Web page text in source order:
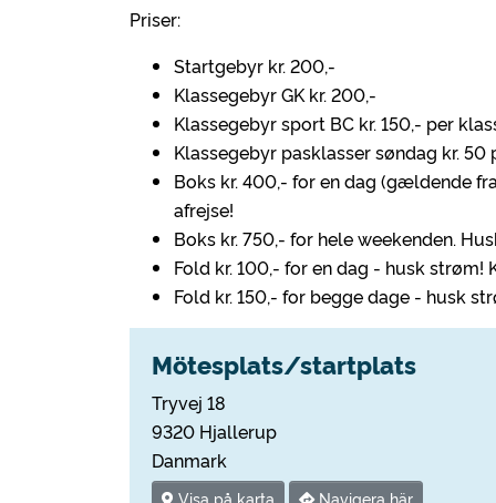
Priser:
Startgebyr kr. 200,-
Klassegebyr GK kr. 200,-
Klassegebyr sport BC kr. 150,- per
Klassegebyr pasklasser søndag kr. 50
Boks kr. 400,- for en dag (gældende
afrejse!
Boks kr. 750,- for hele weekenden.
Fold kr. 100,- for en dag - husk strøm!
Fold kr. 150,- for begge dage - husk
Mötesplats/startplats
Tryvej 18
9320 Hjallerup
Danmark
Visa på karta Navigera här